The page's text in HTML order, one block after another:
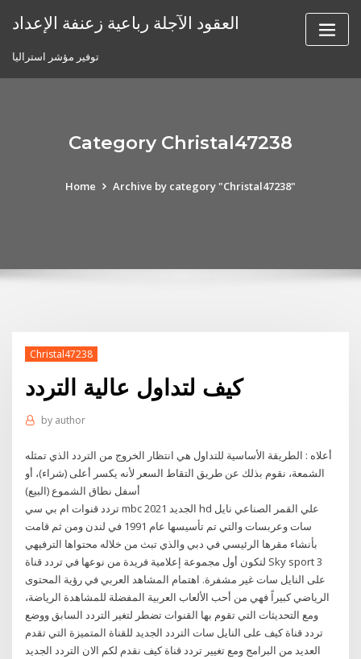
العقود الآجلة رباعية زعنفة الإعداد
توفير مؤشر استراليا
Category Christal47238
Home Archive by category "Christal47238"
Christal47238
كيف لتداول عالية التردد
by author
أعلاه : الطريقة الأساسية للتداول هي انتظار الخروج من التردد الذي تمثله
الشمعة، نقوم بذلك عن طريق التقاط السعر لأنه يكسر أعلى (شراء)، أو
أسفل نطاق الشموع (البيع)
تردد قنوات ام بي سي mbc 2021 الجديد hd علي القمر الصناعي نايل
سات وعربسات والتي تم تأسيسها عام 1991 في لندن ومن ثم قامت
بأنشاء مقرها الرئيسي في دبي والذي تبث من خلاله محتواها الترفيهي
لتكون أول مجموعة إعلامية فريدة من نوعها في تردد قناة Sky sport 3
على النايل سات غير مشفرة. اهتمام المشاهد العربي في رؤية المحتوى
الرياضي كبيراً فهي من أحب الألعاب العربية المفضلة للمشاهدة الرياضة،
ومع التحديثات التي تقوم بها القنوات تضطر لتغير التردد السابق ووضع
تردد قناة كيف على النايل سات التردد الجديد للقناة المتميزة التي تقدم
العديد من البرامج ومع تغيير تردد قناة كيف نقدم لكم الان التردد الجديد